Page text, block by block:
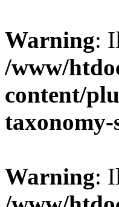
Warning:
/www/
content/
Warning: